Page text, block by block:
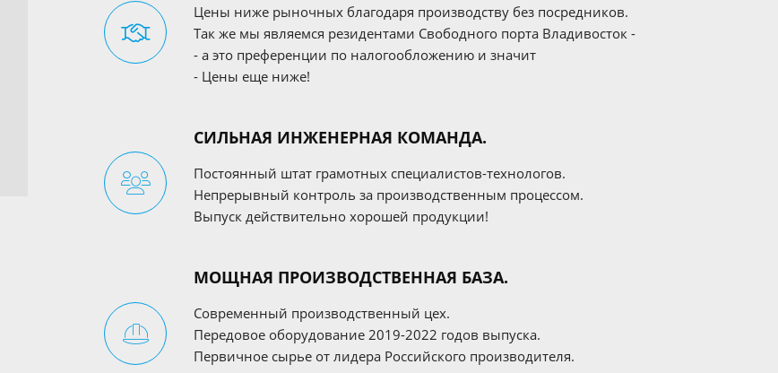
Цены ниже рыночных благодаря производству без посредников.
Так же мы являемся резидентами Свободного порта Владивосток -
- а это преференции по налогообложению и значит
- Цены еще ниже!
СИЛЬНАЯ ИНЖЕНЕРНАЯ КОМАНДА.
Постоянный штат грамотных специалистов-технологов.
Непрерывный контроль за производственным процессом.
Выпуск действительно хорошей продукции!
МОЩНАЯ ПРОИЗВОДСТВЕННАЯ БАЗА.
Современный производственный цех.
Передовое оборудование 2019-2022 годов выпуска.
Первичное сырье от лидера Российского производителя.